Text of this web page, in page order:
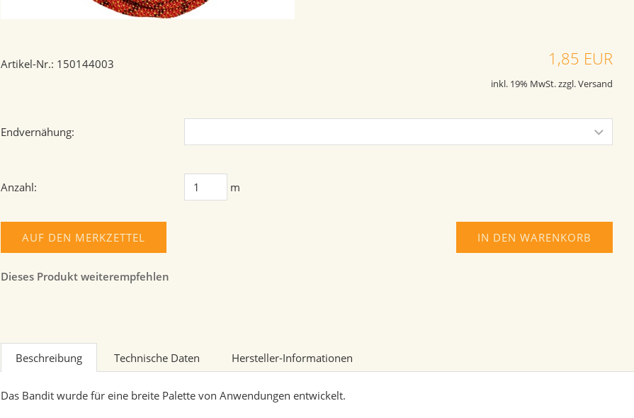
Artikel-Nr.: 150144003 1,85 EUR
inkl. 19% MwSt. zzgl. Versand
Endvernähung:
Anzahl: m
IN DEN WARENKORB
AUF DEN MERKZETTEL
Dieses Produkt weiterempfehlen
Beschreibung Technische Daten Hersteller-Informationen
Das Bandit wurde für eine breite Palette von Anwendungen entwickelt.